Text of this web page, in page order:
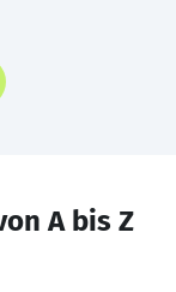
A bis Z